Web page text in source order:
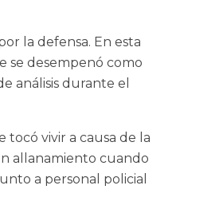
la defensa. En esta
se desempenó como
análisis durante el
vivir a causa de la
allanamiento cuando
a personal policial